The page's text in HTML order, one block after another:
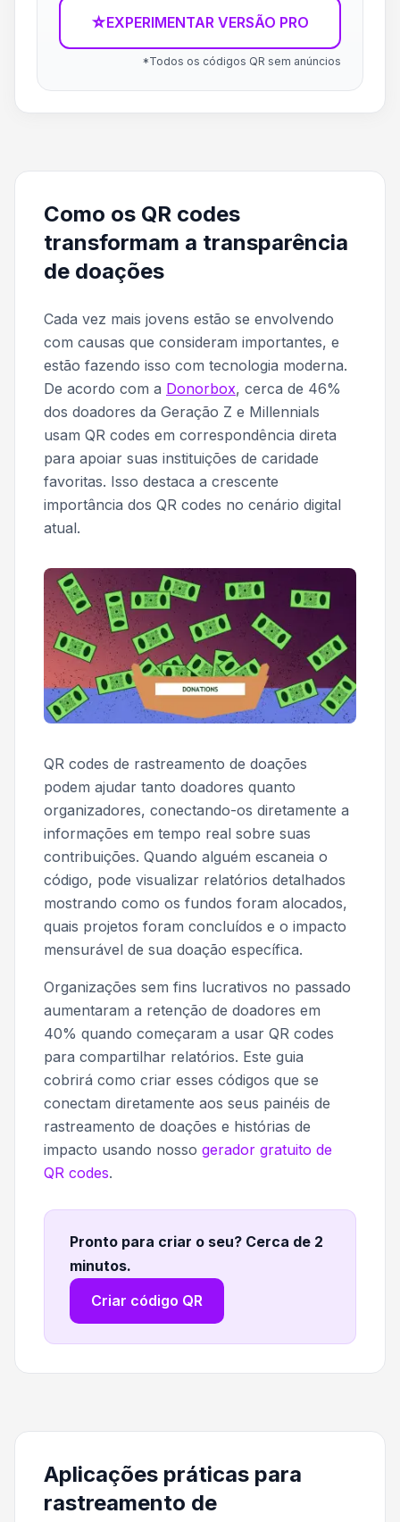
☆EXPERIMENTAR VERSÃO PRO
*Todos os códigos QR sem anúncios
Como os QR codes
transformam a transparência
de doações
Cada vez mais jovens estão se envolvendo
com causas que consideram importantes, e
estão fazendo isso com tecnologia moderna.
De acordo com a Donorbox, cerca de 46%
dos doadores da Geração Z e Millennials
usam QR codes em correspondência direta
para apoiar suas instituições de caridade
favoritas. Isso destaca a crescente
importância dos QR codes no cenário digital
atual.
QR codes de rastreamento de doações
podem ajudar tanto doadores quanto
organizadores, conectando-os diretamente a
informações em tempo real sobre suas
contribuições. Quando alguém escaneia o
código, pode visualizar relatórios detalhados
mostrando como os fundos foram alocados,
quais projetos foram concluídos e o impacto
mensurável de sua doação específica.
Organizações sem fins lucrativos no passado
aumentaram a retenção de doadores em
40% quando começaram a usar QR codes
para compartilhar relatórios. Este guia
cobrirá como criar esses códigos que se
conectam diretamente aos seus painéis de
rastreamento de doações e histórias de
impacto usando nosso gerador gratuito de
QR codes.
Pronto para criar o seu? Cerca de 2
minutos.
Criar código QR
Aplicações práticas para
rastreamento de